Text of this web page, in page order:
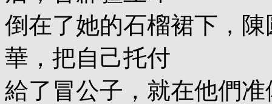
倒在了她的石榴裙下，
華，把自己托付
給了冒公子，就在他們